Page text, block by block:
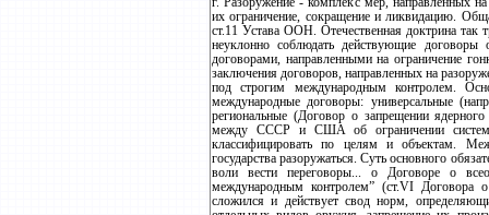
их ограничение, сокращение и ликвидацию.
ст.11 Устава ООН. Отечественная доктрина так
неуклонно соблюдать действующие договоры
договорами, направленными на ограничение
заключения договоров, направленных на
под строгим международным контролем.
международные договоры: универсальные
региональные (Договор о запрещении
между СССР и США об ограничении систем
классифицировать по целям и объектам.
государства разоружаться. Суть основного
воли вести переговоры... о Договоре о
международным контролем” (ст.VI Договора
сложился и действует свод норм,